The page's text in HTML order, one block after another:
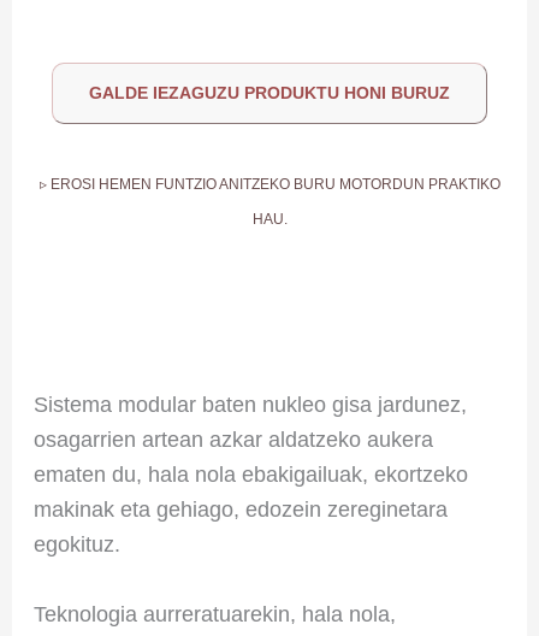
GALDE IEZAGUZU PRODUKTU HONI BURUZ
▹ EROSI HEMEN FUNTZIO ANITZEKO BURU MOTORDUN PRAKTIKO
HAU.
Sistema modular baten nukleo gisa jardunez,
osagarrien artean azkar aldatzeko aukera
ematen du, hala nola ebakigailuak, ekortzeko
makinak eta gehiago, edozein zereginetara
egokituz.
Teknologia aurreratuarekin, hala nola,